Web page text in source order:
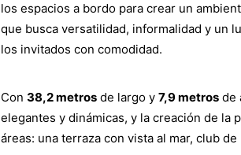
los espacios a bordo para crear un
que busca versatilidad, informalidad y un
los invitados con comodidad.
Con 38,2 metros de largo y 7,9 metros de
elegantes y dinámicas, y la creación de la
áreas: una terraza con vista al mar, club